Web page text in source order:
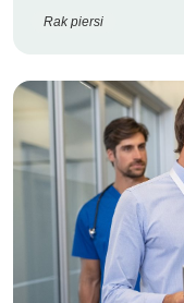
Rak piersi